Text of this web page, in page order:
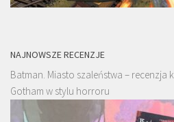
NAJNOWSZE RECENZJE
Batman. Miasto szaleństwa – recenzja
Gotham w stylu horroru